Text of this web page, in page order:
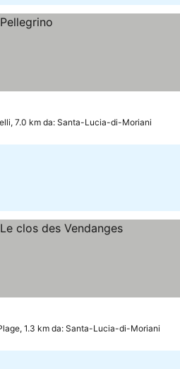
7.0 km da: Santa-Lucia-di-Moriani
1.3 km da: Santa-Lucia-di-Moriani